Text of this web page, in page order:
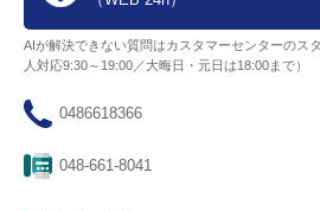
AIが解決できない質問はカスタマーセンターのス
人対応9:30～19:00／大晦日・元日は18:00まで）
0486618366
048-661-8041